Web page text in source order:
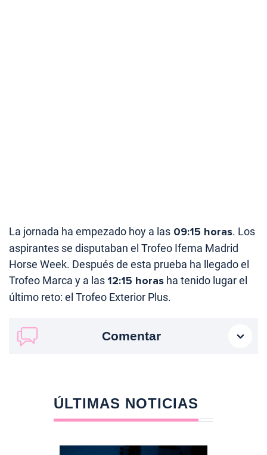
La jornada ha empezado hoy a las 09:15 horas. Los
aspirantes se disputaban el Trofeo Ifema Madrid
Horse Week. Después de esta prueba ha llegado el
Trofeo Marca y a las12:15 horas ha tenido lugar el
último reto: el Trofeo Exterior Plus.
Comentar
ÚLTIMAS NOTICIAS